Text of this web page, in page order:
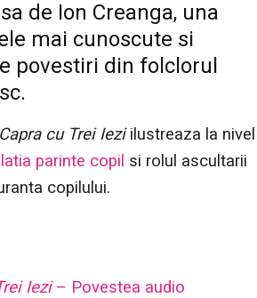
de Ion Creanga, una
mai cunoscute si
povestiri din folclorul
Capra cu Trei Ieziilustreaza la nivel
parinte copil si rolul ascultarii
copilului.
Iezi– Povestea audio